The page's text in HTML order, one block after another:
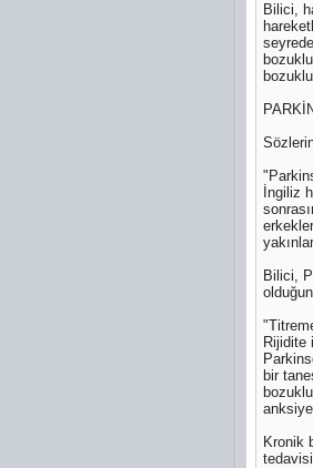
Bilici,
İngiliz
Bilici,
Rijidite
bir
Kronik